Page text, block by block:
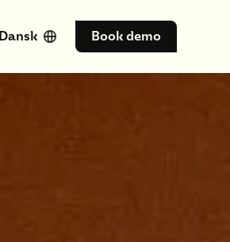
Dansk Book demo